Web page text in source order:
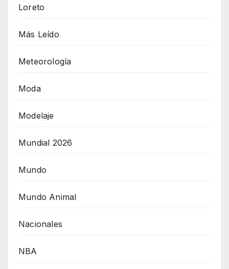
Loreto
Más Leído
Meteorología
Moda
Modelaje
Mundial 2026
Mundo
Mundo Animal
Nacionales
NBA